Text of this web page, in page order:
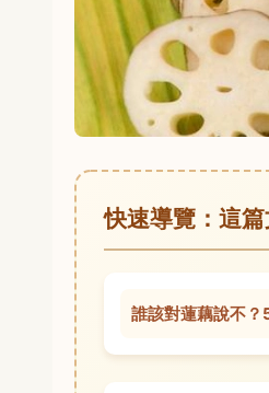
快速導覽：這
誰該對蓮藕說不